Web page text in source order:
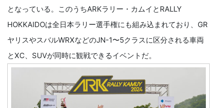
となっている。このうちARKラリー・カムイとRALLY
HOKKAIDOは全日本ラリー選手権にも組み込まれており、GR
ヤリスやスバルWRXなどのJN-1〜5クラスに区分される車両
とXC、SUVが同時に観戦できるイベントだ。